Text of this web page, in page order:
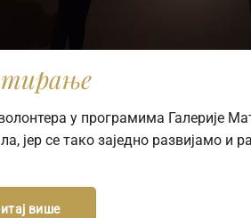
у програмима Галерије
јер се тако заједно развијамо и
више